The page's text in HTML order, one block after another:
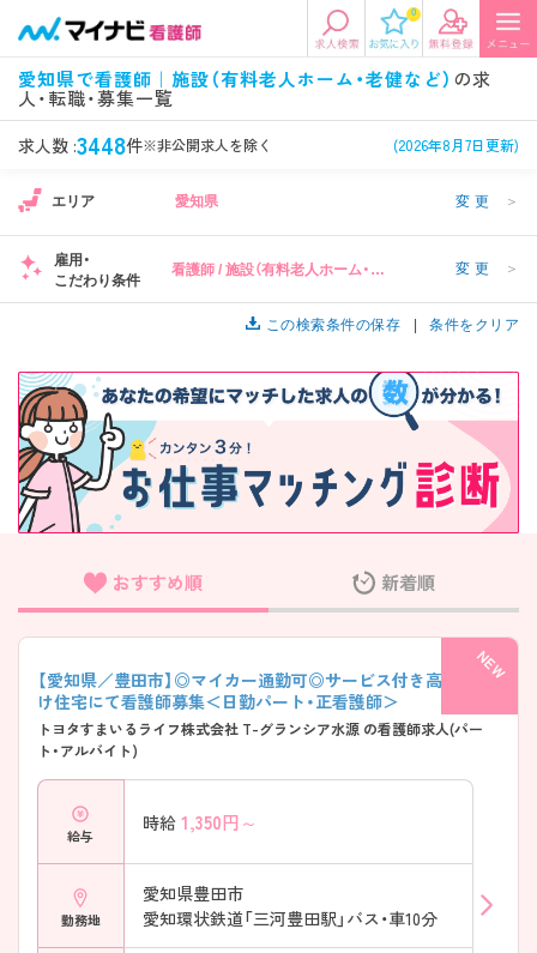
0
愛知県で看護師｜施設（有料老人ホーム・老健など） の求
人・転職・募集一覧
求人数 :3448件※非公開求人を除く (2026年8月7日更新)
エリアから探す
エリアから探す
関東
東海 関西
九州・沖縄
希望の求人条件を選択
資格
施設形態
病院、クリニック・診療所など
担当業務
病棟、外来など
美容外科、
循環器内科など
未経験歓迎、
土日祝休みなど
年収
年収500万円以上など 正社員、契約社員など
フリーワード検索
エリア 愛知県 変更 ＞
雇用・
こだわり条件
看護師 / 施設（有料老人ホーム・老
変更 ＞
この検索条件の保存 条件をクリア
おすすめ順 新着順
【愛知県／豊田市】◎マイカー通勤可◎サービス付き高齢者向
け住宅にて看護師募集＜日勤パート・正看護師＞
トヨタすまいるライフ株式会社 T-グランシア水源 の看護師求人(パー
ト・アルバイト)
給与
時給 1,350円～
勤務地
愛知県豊田市
愛知環状鉄道「三河豊田駅」バス・車10分